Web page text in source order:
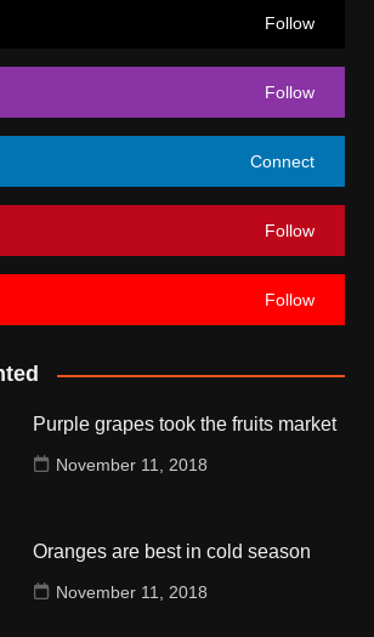
Follow
Follow
Connect
Follow
Follow
Purple grapes took the fruits market
November 11, 2018
Oranges are best in cold season
November 11, 2018